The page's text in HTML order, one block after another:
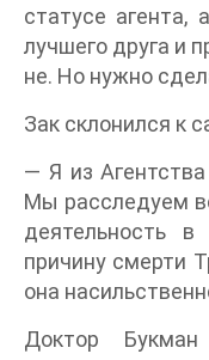
статусе агента,
лучшего друга и
не. Но нужно
Зак склонился к
— Я из
Мы расследуем
деятельность
причину смерти
она
Доктор Букман